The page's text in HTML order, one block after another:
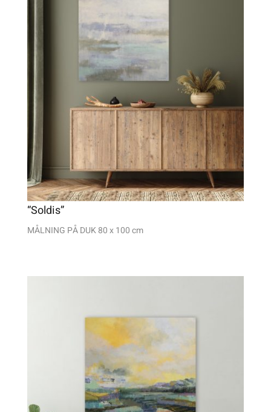
“Soldis”
MÅLNING PÅ DUK 80 x 100 cm